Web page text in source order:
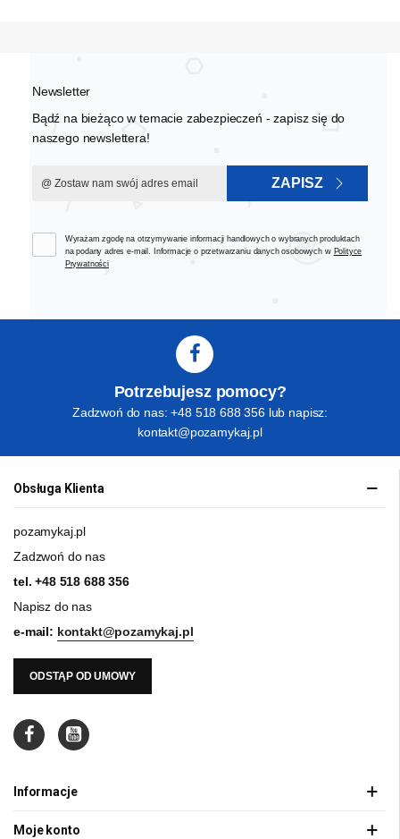
Newsletter
Bądź na bieżąco w temacie zabezpieczeń - zapisz się do
naszego newslettera!
ZAPISZ
Wyrażam zgodę na otrzymywanie informacji handlowych o wybranych produktach
na podany adres e-mail. Informacje o przetwarzaniu danych osobowych w Polityce
Prywatności
Potrzebujesz pomocy?
Zadzwoń do nas: +48 518 688 356 lub napisz:
kontakt@pozamykaj.pl
Obsługa Klienta
pozamykaj.pl
Zadzwoń do nas
tel.+48 518 688 356
Napisz do nas
e-mail: kontakt@pozamykaj.pl
ODSTĄP OD UMOWY
Informacje
Moje konto